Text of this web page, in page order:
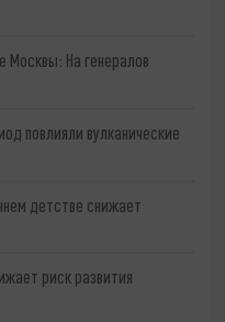
Москвы: На генералов
повлияли вулканические
детстве снижает
риск развития